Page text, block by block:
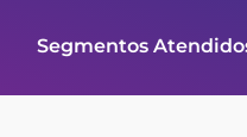
Segmentos